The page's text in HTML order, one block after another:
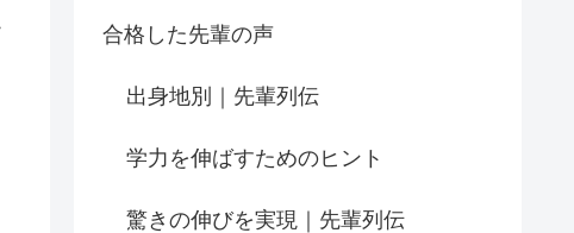
合格した先輩の声
出身地別｜先輩列伝
学力を伸ばすためのヒント
驚きの伸びを実現｜先輩列伝